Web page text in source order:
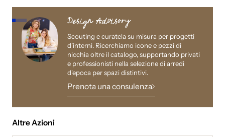
immagine
immagine
immagine
immagine
Design Advisory
Scouting e curatela su misura per progetti
d’interni. Ricerchiamo icone e pezzi di
nicchia oltre il catalogo, supportando privati
e professionisti nella selezione di arredi
d'epoca per spazi distintivi.
Prenota una consulenza
Altre Azioni